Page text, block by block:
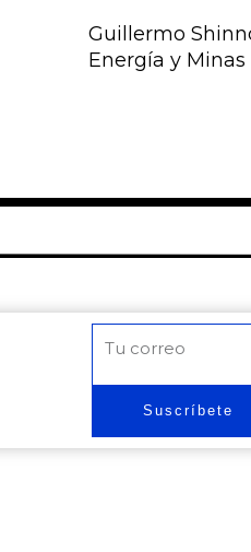
Guillermo
Energía y Minas
Suscríbete